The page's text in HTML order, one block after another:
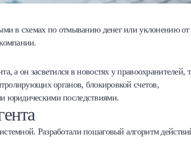
в схемах по отмыванию денег или уклонению от
а он засветился в новостях у правоохранителей,
органов, блокировкой счетов,
юридическими последствиями.
Разработали пошаговый алгоритм